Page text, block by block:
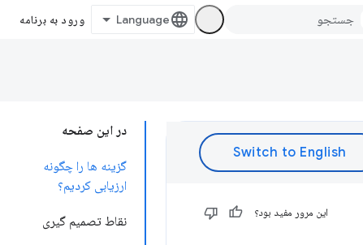
ورود به برنامه
در این صفحه
گزینه ها را چگونه
ارزیابی کردیم؟
نقاط تصمیم گیری
این مرور مفید بود؟